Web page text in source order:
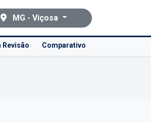
MG - Viçosa
Revisão Comparativo